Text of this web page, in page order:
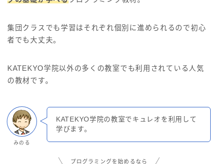
集団クラスでも学習はそれぞれ個別に進められるので初心
者でも大丈夫。
KATEKYO学院以外の多くの教室でも利用されている人気
の教材です。
みのる
KATEKYO学院の教室でキュレオを利用して
学びます。
プログラミングを始めるなら